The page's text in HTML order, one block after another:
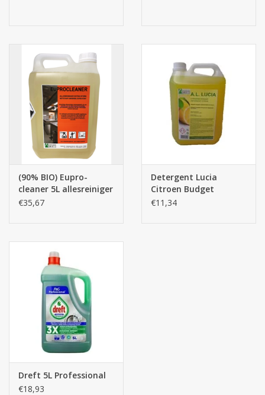
(90% BIO) Eupro-
cleaner 5L allesreiniger
€35,67
Detergent Lucia
Citroen Budget
€11,34
Dreft 5L Professional
€18,93